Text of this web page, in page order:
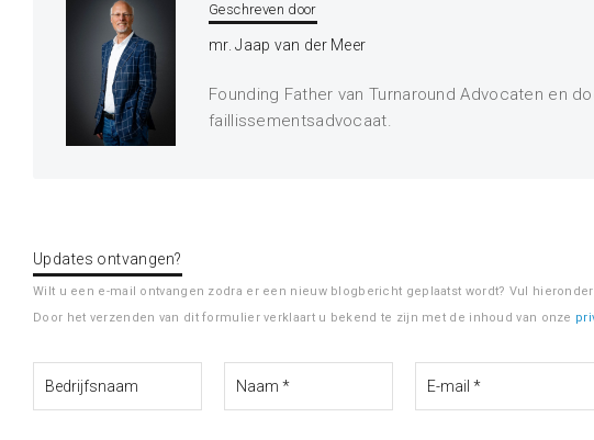
Geschreven door
mr. Jaap van der Meer
Founding Father van Turnaround Advocaten en
faillissementsadvocaat.
Updates ontvangen?
Wilt u een e-mail ontvangen zodra er een nieuw blogbericht geplaatst wordt? Vul
Door het verzenden van dit formulier verklaart u bekend te zijn met de inhoud van onze